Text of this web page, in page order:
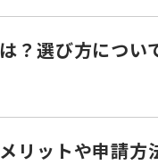
？選び方につい
リットや申請方